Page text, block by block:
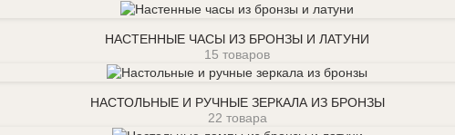
НАСТЕННЫЕ ЧАСЫ ИЗ БРОНЗЫ И ЛАТУНИ
15 товаров
Настенные часы из бронзы и латуни
НАСТОЛЬНЫЕ И РУЧНЫЕ ЗЕРКАЛА ИЗ БРОНЗЫ
22 товара
Настольные и ручные зеркала из бронзы